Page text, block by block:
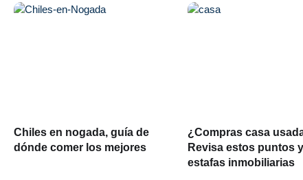
Chiles en nogada, guía de
dónde comer los mejores
¿Compras casa
Revisa estos puntos
estafas inmobiliarias